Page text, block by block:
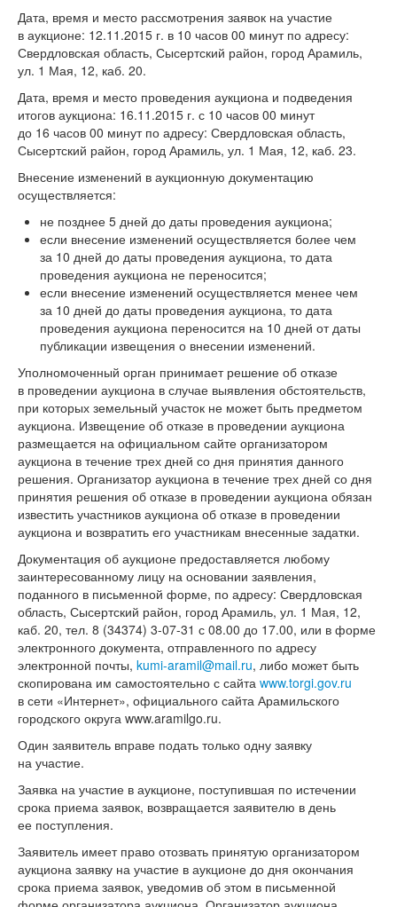
Дата, время и место рассмотрения заявок на участие
в аукционе: 12.11.2015 г. в 10 часов 00 минут по адресу:
Свердловская область, Сысертский район, город Арамиль,
ул. 1 Мая, 12, каб. 20.
Дата, время и место проведения аукциона и подведения
итогов аукциона: 16.11.2015 г. с 10 часов 00 минут
до 16 часов 00 минут по адресу: Свердловская область,
Сысертский район, город Арамиль, ул. 1 Мая, 12, каб. 23.
Внесение изменений в аукционную документацию
осуществляется:
не позднее 5 дней до даты проведения аукциона;
если внесение изменений осуществляется более чем
за 10 дней до даты проведения аукциона, то дата
проведения аукциона не переносится;
если внесение изменений осуществляется менее чем
за 10 дней до даты проведения аукциона, то дата
проведения аукциона переносится на 10 дней от даты
публикации извещения о внесении изменений.
Уполномоченный орган принимает решение об отказе
в проведении аукциона в случае выявления обстоятельств,
при которых земельный участок не может быть предметом
аукциона. Извещение об отказе в проведении аукциона
размещается на официальном сайте организатором
аукциона в течение трех дней со дня принятия данного
решения. Организатор аукциона в течение трех дней со дня
принятия решения об отказе в проведении аукциона обязан
известить участников аукциона об отказе в проведении
аукциона и возвратить его участникам внесенные задатки.
Документация об аукционе предоставляется любому
заинтересованному лицу на основании заявления,
поданного в письменной форме, по адресу: Свердловская
область, Сысертский район, город Арамиль, ул. 1 Мая, 12,
каб. 20, тел. 8 (34374) 3-07-31 с 08.00 до 17.00, или в форме
электронного документа, отправленного по адресу
электронной почты, kumi-aramil@mail.ru, либо может быть
скопирована им самостоятельно с сайта www.torgi.gov.ru
в сети «Интернет», официального сайта Арамильского
городского округа www.aramilgo.ru.
Один заявитель вправе подать только одну заявку
на участие.
Заявка на участие в аукционе, поступившая по истечении
срока приема заявок, возвращается заявителю в день
ее поступления.
Заявитель имеет право отозвать принятую организатором
аукциона заявку на участие в аукционе до дня окончания
срока приема заявок, уведомив об этом в письменной